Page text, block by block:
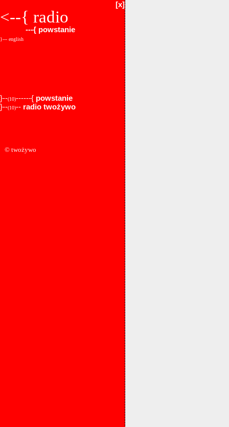
[x]
<--{ radio
---{ powstanie
}--- english
}--(10)------{ powstanie
}--(10)-- radio twożywo
© twożywo